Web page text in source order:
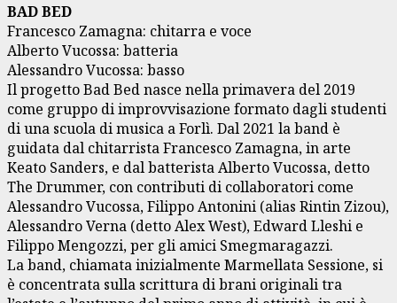
BAD BED
Francesco Zamagna: chitarra e voce
Alberto Vucossa: batteria
Alessandro Vucossa: basso
Il progetto Bad Bed nasce nella primavera del 2019
come gruppo di improvvisazione formato dagli studenti
di una scuola di musica a Forlì. Dal 2021 la band è
guidata dal chitarrista Francesco Zamagna, in arte
Keato Sanders, e dal batterista Alberto Vucossa, detto
The Drummer, con contributi di collaboratori come
Alessandro Vucossa, Filippo Antonini (alias Rintin Zizou),
Alessandro Verna (detto Alex West), Edward Lleshi e
Filippo Mengozzi, per gli amici Smegmaragazzi.
La band, chiamata inizialmente Marmellata Sessione, si
è concentrata sulla scrittura di brani originali tra